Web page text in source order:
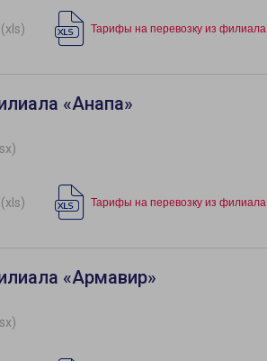
(xls) Тарифы на перевозку из филиала
«Анапа»
(xls) Тарифы на перевозку из филиала
«Армавир»